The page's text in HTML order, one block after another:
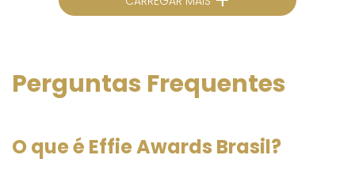
Perguntas Frequentes
O que é Effie Awards Brasil?